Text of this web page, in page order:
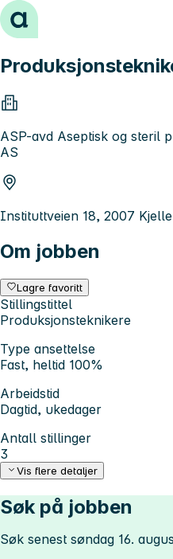
Hopp til innhold
ASP-avd Aseptisk og steril
AS
Instituttveien 18, 2007
Om jobben
Lagre favoritt
Stillingstittel
Produksjonsteknikere
Type ansettelse
Fast, heltid 100%
Arbeidstid
Dagtid, ukedager
Antall stillinger
3
Vis flere detaljer
Søk på jobben
Søk senest søndag 16.